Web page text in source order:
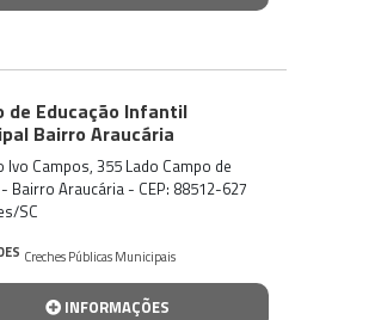
de Educação Infantil
Bairro Araucária
Ivo Campos, 355 Lado Campo de
Bairro Araucária - CEP: 88512-627
SC
Creches Públicas Municipais
INFORMAÇÕES